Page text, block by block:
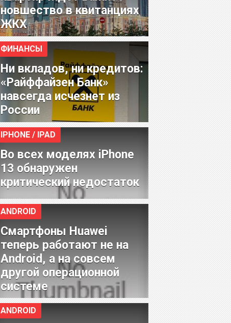
новшество в квитанциях
ЖКХ
ФИНАНСЫ
Ни вкладов, ни кредитов:
«Райффайзен Банк»
навсегда исчезнет из
России
IPHONE / IPAD
Во всех моделях iPhone
13 обнаружен
критический недостаток
ANDROID
Смартфоны Huawei
теперь работают не на
Android, а на совсем
другой операционной
системе
ANDROID